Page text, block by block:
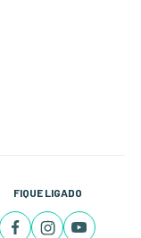
FIQUE LIGADO